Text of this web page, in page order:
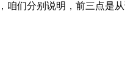
咱们分别说明，前三点是